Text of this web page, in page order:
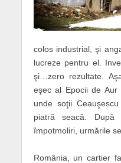
colos industrial, şi
lucreze pentru el.
şi…zero rezultate.
eşec al Epocii de Aur
unde soţii
piatră seacă.
împotmoliri, urmările
România, un cartier